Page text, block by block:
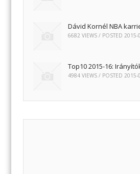
Dávid Kornél NBA
6682 VIEWS / POSTED2015-
Top10 2015-16:
4984 VIEWS / POSTED2015-